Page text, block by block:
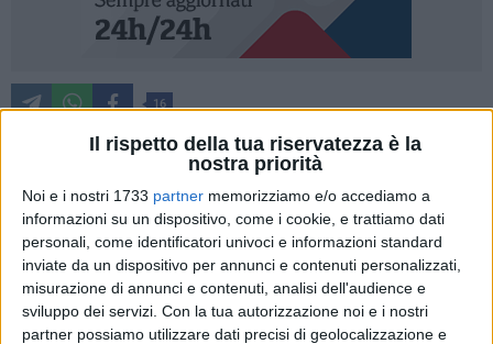
Il rispetto della tua riservatezza è la
nostra priorità
Noi e i nostri 1733 partner memorizziamo e/o accediamo a
informazioni su un dispositivo, come i cookie, e trattiamo dati
personali, come identificatori univoci e informazioni standard
inviate da un dispositivo per annunci e contenuti personalizzati,
misurazione di annunci e contenuti, analisi dell'audience e
sviluppo dei servizi. Con la tua autorizzazione noi e i nostri
partner possiamo utilizzare dati precisi di geolocalizzazione e
16
È stata inaugurata nel pomeriggio del 13 giugno al Palazzo
Malvinni Malvezzi di Matera, la mostra del fotografo Giorgio
Cravero dal titolo "La vita delle forme. 2015-2022".
Si tratta del primo atto della terza edizione del Piccolo
Festival delle Arti la rassegna organizzata dal Circolo
Culturale La Scaletta, in collaborazione con il Museo
Nazionale di Matera, la Provincia di Matera ed il Comune di